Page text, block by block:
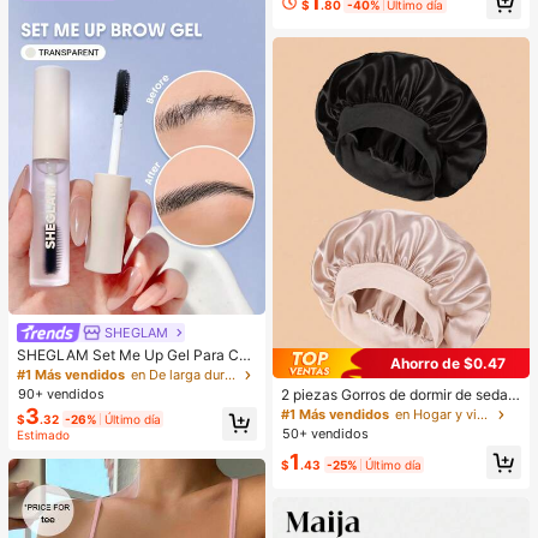
SHEGLAM
SHEGLAM Set Me Up Gel Para Cej
as Marca De Belleza CosméTica M
aquillaje Para Mujeres Y NiñAs
#1 Más vendidos
en De larga duración Cejas
90+ vendidos
$3.32 -26% Último día
Estimado
s Y NiñAs
$ .80 -40% Último día
Ahorro de $0.47
2 piezas Gorros de dormir de seda y
satén de lujo, unicolor, gorros elásti
cos de protección del cabello, liger
he, cuidado del cabello, ducha, ajus
te suave al cuero cabelludo, para el
#1 Más vendidos
en Hogar y vida
50+ vendidos
$1 .43 -25% Último día